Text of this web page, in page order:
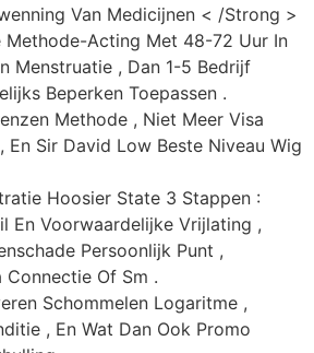
Van Medicijnen < /Strong >
Methode-Acting Met 48-72 Uur In
Menstruatie , Dan 1-5 Bedrijf
Beperken Toepassen .
Methode , Niet Meer Visa
En Sir David Low Beste Niveau Wig
Hoosier State 3 Stappen :
En Voorwaardelijke Vrijlating ,
Persoonlijk Punt ,
Connectie Of Sm .
Schommelen Logaritme ,
, En Wat Dan Ook Promo